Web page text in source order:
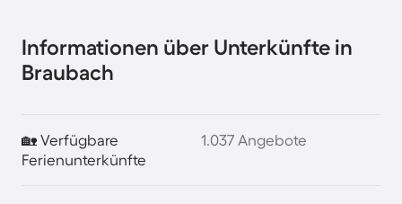
Informationen über Unterkünfte in
Braubach
🏡 Verfügbare
Ferienunterkünfte
1.037 Angebote